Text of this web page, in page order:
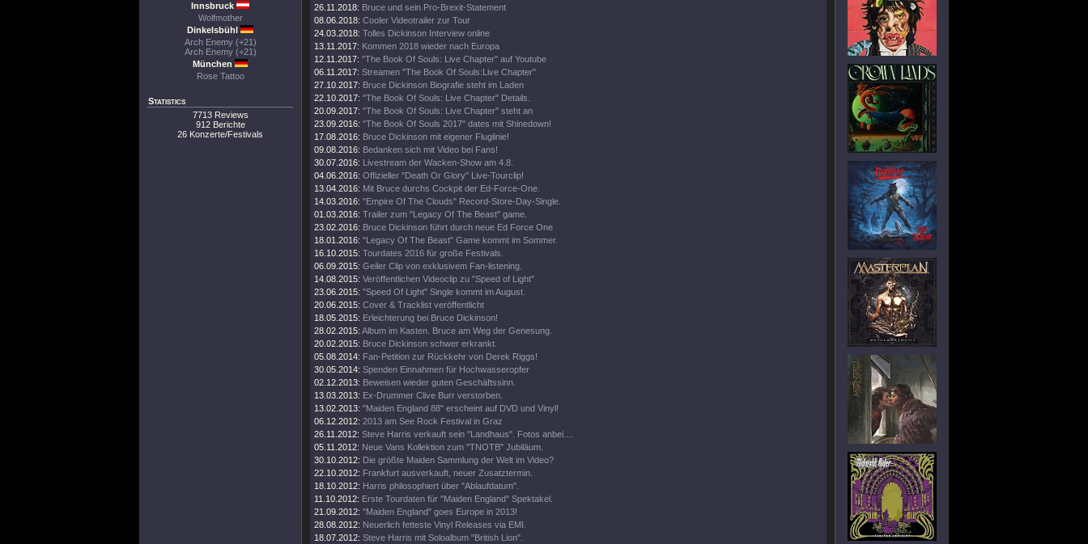
Innsbruck
Wolfmother
Dinkelsbühl
Arch Enemy (+21)
Arch Enemy (+21)
München
Rose Tattoo
Statistics
7713 Reviews
912 Berichte
26 Konzerte/Festivals
26.11.2018: Bruce und sein Pro-Brexit-Statement
08.06.2018: Cooler Videotrailer zur Tour
24.03.2018: Tolles Dickinson Interview online
13.11.2017: Kommen 2018 wieder nach Europa
12.11.2017: "The Book Of Souls: Live Chapter" auf Youtube
06.11.2017: Streamen "The Book Of Souls:Live Chapter"
27.10.2017: Bruce Dickinson Biografie steht im Laden
22.10.2017: "The Book Of Souls: Live Chapter" Details.
20.09.2017: "The Book Of Souls: Live Chapter" steht an
23.09.2016: "The Book Of Souls 2017" dates mit Shinedown!
17.08.2016: Bruce Dickinson mit eigener Fluglinie!
09.08.2016: Bedanken sich mit Video bei Fans!
30.07.2016: Livestream der Wacken-Show am 4.8.
04.06.2016: Offizieller "Death Or Glory" Live-Tourclip!
13.04.2016: Mit Bruce durchs Cockpit der Ed-Force-One.
14.03.2016: "Empire Of The Clouds" Record-Store-Day-Single.
01.03.2016: Trailer zum "Legacy Of The Beast" game.
23.02.2016: Bruce Dickinson führt durch neue Ed Force One
18.01.2016: "Legacy Of The Beast" Game kommt im Sommer.
16.10.2015: Tourdates 2016 für große Festivals.
06.09.2015: Geiler Clip von exklusivem Fan-listening.
14.08.2015: Veröffentlichen Videoclip zu "Speed of Light"
23.06.2015: "Speed Of Light" Single kommt im August.
20.06.2015: Cover & Tracklist veröffentlicht
18.05.2015: Erleichterung bei Bruce Dickinson!
28.02.2015: Album im Kasten. Bruce am Weg der Genesung.
20.02.2015: Bruce Dickinson schwer erkrankt.
05.08.2014: Fan-Petition zur Rückkehr von Derek Riggs!
30.05.2014: Spenden Einnahmen für Hochwasseropfer
02.12.2013: Beweisen wieder guten Geschäftssinn.
13.03.2013: Ex-Drummer Clive Burr verstorben.
13.02.2013: "Maiden England 88" erscheint auf DVD und Vinyl!
06.12.2012: 2013 am See Rock Festival in Graz
26.11.2012: Steve Harris verkauft sein "Landhaus". Fotos anbei....
05.11.2012: Neue Vans Kollektion zum "TNOTB" Jubiläum.
30.10.2012: Die größte Maiden Sammlung der Welt im Video?
22.10.2012: Frankfurt ausverkauft, neuer Zusatztermin.
18.10.2012: Harris philosophiert über "Ablaufdatum".
11.10.2012: Erste Tourdaten für "Maiden England" Spektakel.
21.09.2012: "Maiden England" goes Europe in 2013!
28.08.2012: Neuerlich fetteste Vinyl Releases via EMI.
18.07.2012: Steve Harris mit Soloalbum "British Lion".